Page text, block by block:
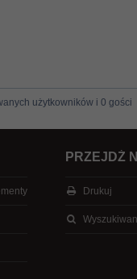
użytkowników i 0 gości
PRZEJDŹ
Drukuj